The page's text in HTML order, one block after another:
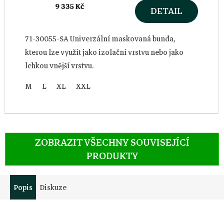
9 335 Kč DETAIL
71-30055-SA Univerzální maskovaná bunda,
kterou lze využít jako izolační vrstvu nebo jako
lehkou vnější vrstvu.
M
L XL XXL
ZOBRAZIT VŠECHNY SOUVISEJÍCÍ
PRODUKTY
Popis Diskuze